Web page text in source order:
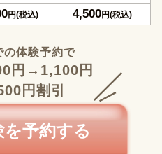
円(税込) 4,500円(税込)
の体験予約で
円 →1,100円
円割引
予約する